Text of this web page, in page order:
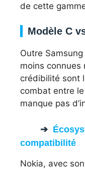
de cette
Modèle C
Outre
moins connues
crédibilité sont
combat entre le
manque pas
compatibilité
Nokia, avec